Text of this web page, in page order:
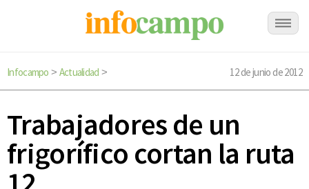
Infocampo > Actualidad > 12 de junio de 2012
Trabajadores de un
frigorífico cortan la ruta